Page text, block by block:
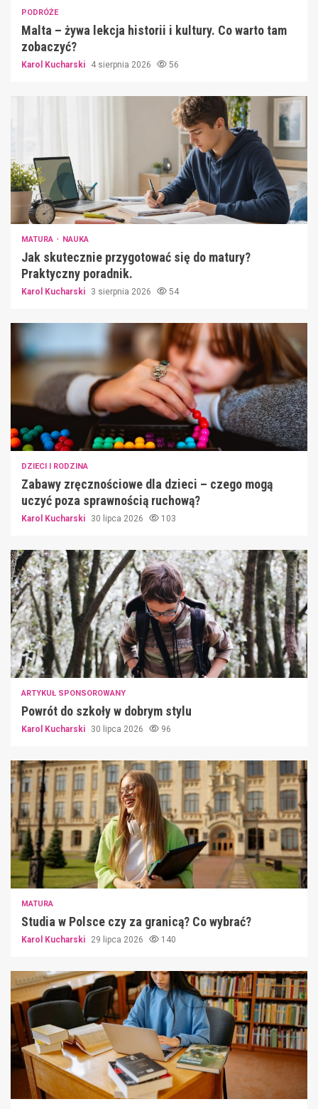
PODRÓŻE
Malta – żywa lekcja historii i kultury. Co warto tam
zobaczyć?
Karol Kucharski 4 sierpnia 2026 56
MATURA NAUKA
Jak skutecznie przygotować się do matury?
Praktyczny poradnik.
Karol Kucharski 3 sierpnia 2026 54
DZIECI I RODZINA
Zabawy zręcznościowe dla dzieci – czego mogą
uczyć poza sprawnością ruchową?
Karol Kucharski 30 lipca 2026 103
ARTYKUŁ SPONSOROWANY
Powrót do szkoły w dobrym stylu
Karol Kucharski 30 lipca 2026 96
MATURA
Studia w Polsce czy za granicą? Co wybrać?
Karol Kucharski 29 lipca 2026 140